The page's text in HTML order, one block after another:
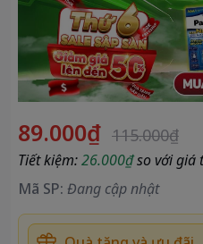
89.000₫ 115.000₫
Tiết kiệm:26.000₫so với giá
Mã SP: Đang cập nhật